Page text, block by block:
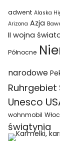
adwent Alaska
Arizona Azja
II wojna
Północne
narodowe
Ruhrgebiet
Unesco
wohnmobil
świątynia